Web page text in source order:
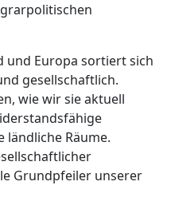
und Europa sortiert sich
gesellschaftlich.
wie wir sie aktuell
Räume.
Grundpfeiler unserer